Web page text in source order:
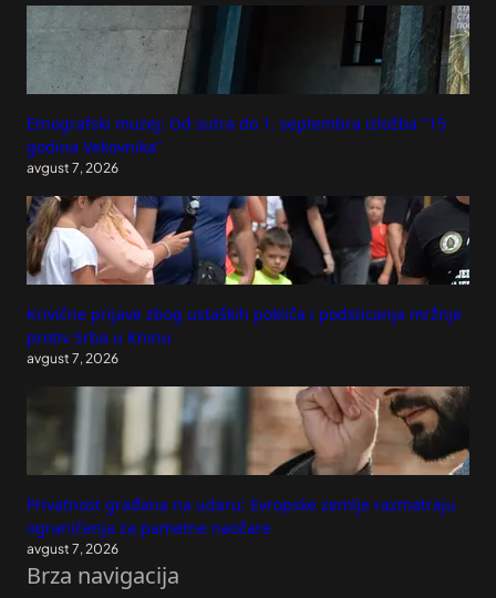
Etnografski muzej: Od sutra do 1. septembra izložba "15
godina Vekovnika"
avgust 7, 2026
Krivične prijave zbog ustaških pokliča i podsticanja mržnje
protiv Srba u Kninu
avgust 7, 2026
Privatnost građana na udaru: Evropske zemlje razmatraju
ograničenja za pametne naočare
avgust 7, 2026
Brza navigacija